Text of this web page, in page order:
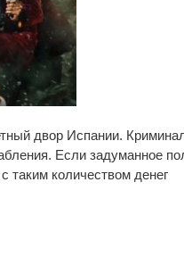
двор Испании.
Если задуманное
таким количеством денег